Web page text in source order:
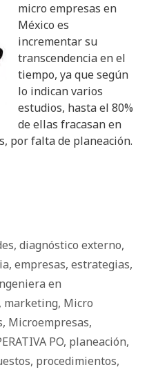
micro empresas en
México es
incrementar su
transcendencia en el
tiempo, ya que según
lo indican varios
estudios, hasta el 80%
de ellas fracasan en
por falta de planeación.
, diagnóstico externo,
, empresas, estrategias,
en
, marketing, Micro
, Microempresas,
PO, planeación,
, procedimientos,